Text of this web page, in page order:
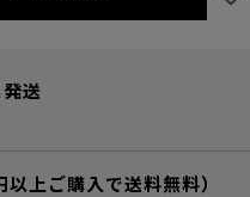
送
上ご購入で送料無料）